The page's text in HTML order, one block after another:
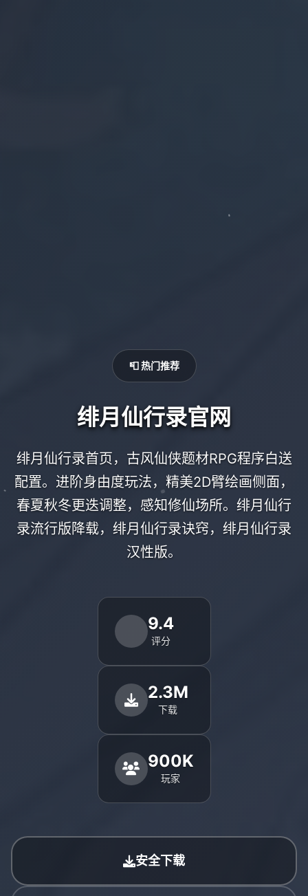
📮 热门推荐
绯月仙行录官网
绯月仙行录首页，古风仙侠题材RPG程序白送
配置。进阶身由度玩法，精美2D臂绘画侧面，
春夏秋冬更迭调整，感知修仙场所。绯月仙行
录流行版降载，绯月仙行录诀窍，绯月仙行录
汉性版。
9.4
评分
2.3M
下载
900K
玩家
安全下载